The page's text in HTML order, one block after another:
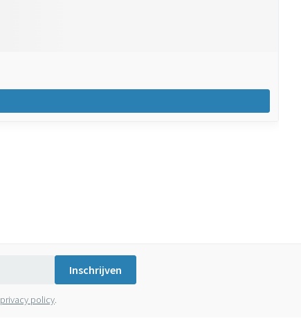
Inschrijven
privacy policy.